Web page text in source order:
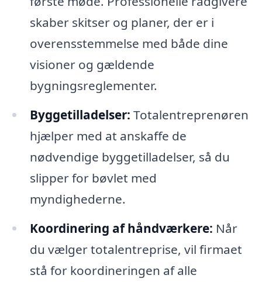
skaber skitser og planer, der er i
overensstemmelse med både dine
visioner og gældende
bygningsreglementer.
Byggetilladelser: Totalentreprenøren
hjælper med at anskaffe de
nødvendige byggetilladelser, så du
slipper for bøvlet med
myndighederne.
Koordinering af håndværkere: Når
du vælger totalentreprise, vil firmaet
stå for koordineringen af alle